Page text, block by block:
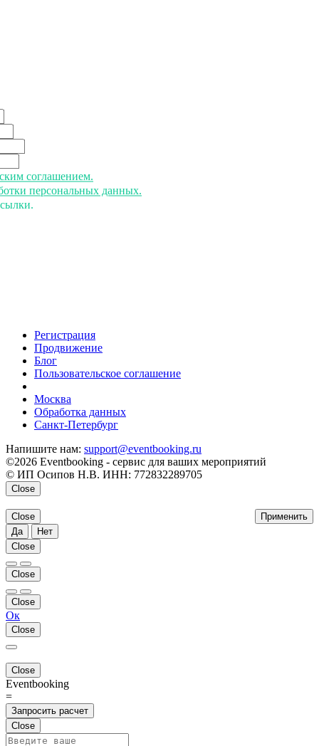
соглашением.
персональных данных.
Регистрация
Продвижение
Блог
Пользовательское соглашение
Москва
Обработка данных
Санкт-Петербург
Напишите нам: support@eventbooking.ru
©2026 Eventbooking - сервис для ваших мероприятий
© ИП Осипов Н.В. ИНН: 772832289705
Close
Применить
Close
Да
Нет
Close
Close
Close
Ок
Close
Close
Eventbooking
=
Запросить расчет
Close